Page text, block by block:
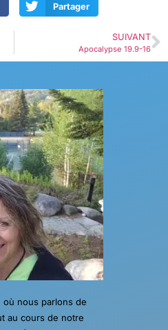
Partager
SUIVANT
Apocalypse 19.9-16
nous parlons de
au cours de notre